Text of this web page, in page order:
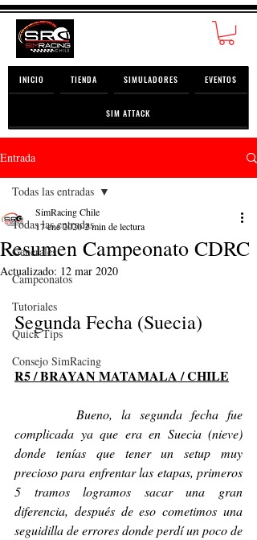
INICIO TIENDA SIMULADORES EVENTOS
SIM ATTACK
Entrada
Todas las entradas
Generales
Campeonatos
Tutoriales
Quick Tips
Consejo SimRacing
Todas las entradas
Resumen Campeonato CDRC
SimRacing Chile
17 ene 20202 min de lectura
Actualizado: 12 mar 2020
Segunda Fecha (Suecia)
R5 / BRAYAN MATAMALA / CHILE
complicada ya que era en Suecia (nieve)
donde tenías que tener un setup muy
precioso para enfrentar las etapas, primeros
5 tramos logramos sacar una gran
diferencia, después de eso cometimos una
seguidilla de errores donde perdí un poco de